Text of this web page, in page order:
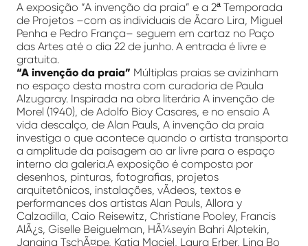
A exposição “A invenção da praia” e a 2ª Temporada
de Projetos –com as individuais de Ãcaro Lira, Miguel
Penha e Pedro França– seguem em cartaz no Paço
das Artes até o dia 22 de junho. A entrada é livre e
gratuita.
“A invenção da praia” Múltiplas praias se avizinham
no espaço desta mostra com curadoria de Paula
Alzugaray. Inspirada na obra literária A invenção de
Morel (1940), de Adolfo Bioy Casares, e no ensaio A
vida descalço, de Alan Pauls, A invenção da praia
investiga o que acontece quando o artista transporta
a amplitude da paisagem ao ar livre para o espaço
interno da galeria.A exposição é composta por
desenhos, pinturas, fotografias, projetos
arquitetônicos, instalações, vÃ­deos, textos e
performances dos artistas Alan Pauls, Allora y
Calzadilla, Caio Reisewitz, Christiane Pooley, Francis
AlÃ¿s, Giselle Beiguelman, HÃ¼seyin Bahri Alptekin,
Janaina TschÃ¤pe, Katia Maciel, Laura Erber, Lina Bo